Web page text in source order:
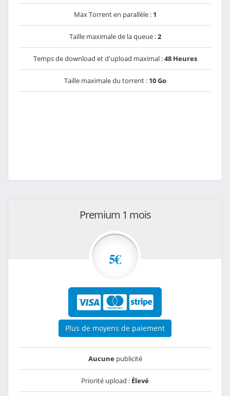
Max Torrent en parallèle : 1
Taille maximale de la queue :2
Temps de download et d'upload maximal :48 Heures
Taille maximale du torrent : 10 Go
Premium 1 mois
5€
Plus de moyens de paiement
Aucunepublicité
Priorité upload : Élevé